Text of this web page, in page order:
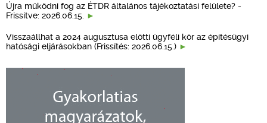
Újra működni fog az ÉTDR általános tájékoztatási felülete? -
Frissítve: 2026.06.15.
Visszaállhat a 2024 augusztusa előtti ügyféli kör az építésügyi
hatósági eljárásokban (Frissítés: 2026.06.15.)